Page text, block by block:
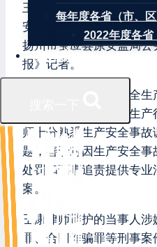
每年度各省（市、
2022年度各省
联系我们
王康律师，注册安全工
安全生产和消防安全专业
扬州市宝应县原安监局
报》记者。
因曾在安监局负责安全
故调查和处理、安全生
师十分熟悉生产安全事
题，善于对因生产安全
处罚和刑事追责提供专
案。
王康律师辩护的当事人
罪、合同诈骗罪等刑事